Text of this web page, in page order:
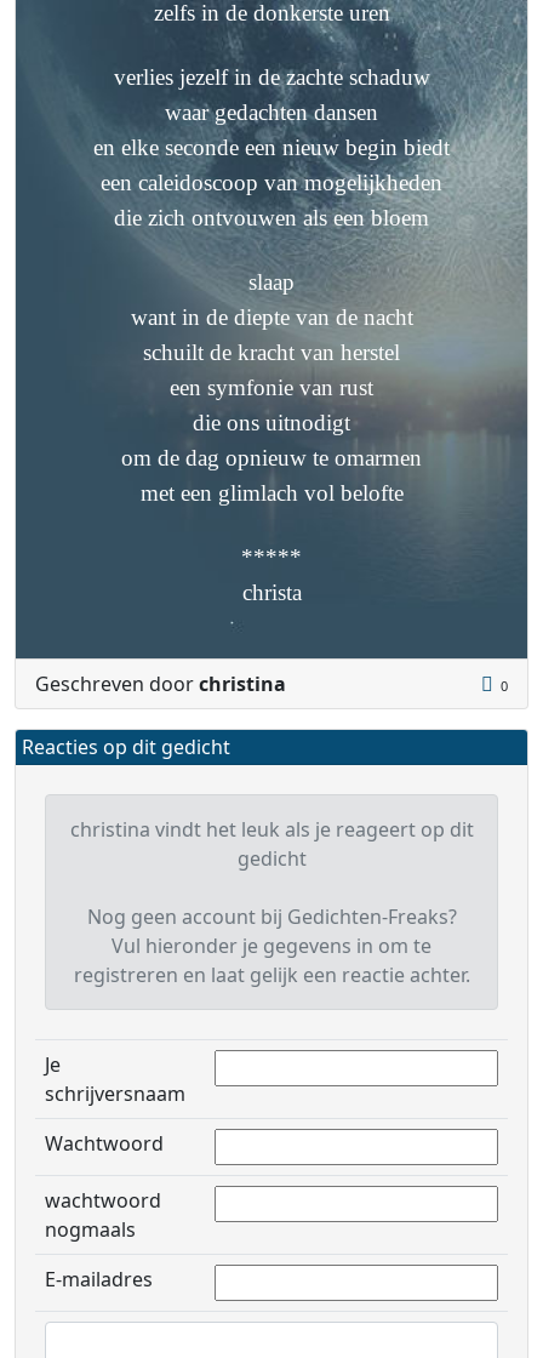
zelfs in de donkerste uren
verlies jezelf in de zachte schaduw
waar gedachten dansen
en elke seconde een nieuw begin biedt
een caleidoscoop van mogelijkheden
die zich ontvouwen als een bloem
slaap
want in de diepte van de nacht
schuilt de kracht van herstel
een symfonie van rust
die ons uitnodigt
om de dag opnieuw te omarmen
met een glimlach vol belofte
*****
christa
Geschreven doorchristina 0
Reacties op dit gedicht
christina vindt het leuk als je reageert op dit
gedicht
Nog geen account bij Gedichten-Freaks?
Vul hieronder je gegevens in om te
registreren en laat gelijk een reactie achter.
Je
schrijversnaam
Wachtwoord
wachtwoord
nogmaals
E-mailadres